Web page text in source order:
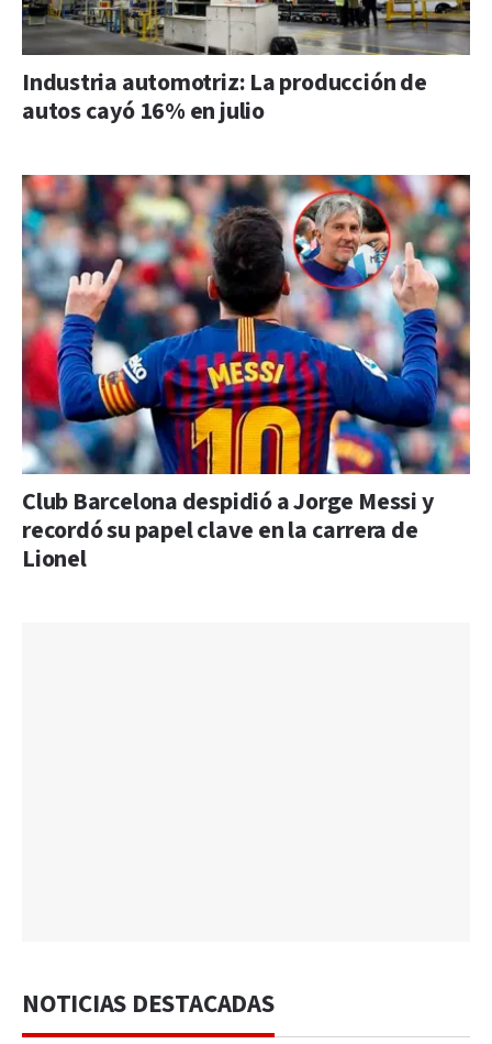
Industria automotriz: La producción de
autos cayó 16% en julio
Club Barcelona despidió a Jorge Messi y
recordó su papel clave en la carrera de
Lionel
NOTICIAS DESTACADAS